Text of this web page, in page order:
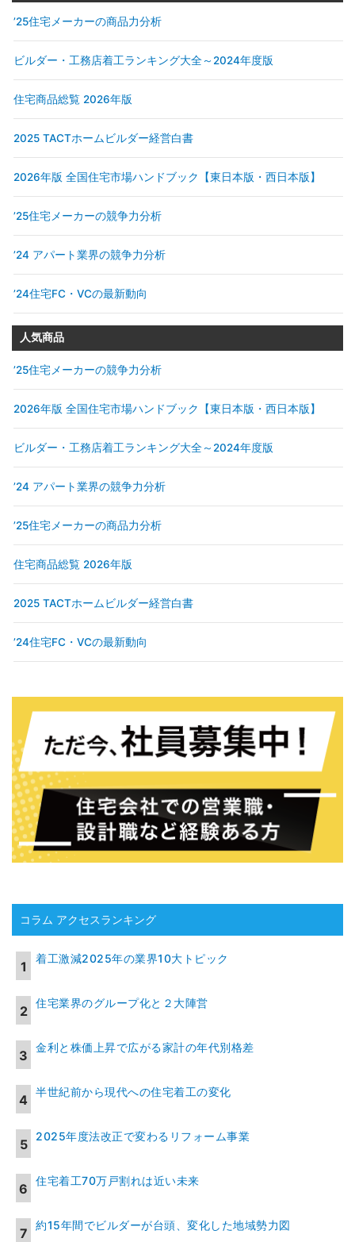
’25住宅メーカーの商品力分析
ビルダー・工務店着工ランキング大全～2024年度版
住宅商品総覧 2026年版
2025 TACTホームビルダー経営白書
2026年版 全国住宅市場ハンドブック【東日本版・西日本版】
’25住宅メーカーの競争力分析
’24 アパート業界の競争力分析
’24住宅FC・VCの最新動向
人気商品
’25住宅メーカーの競争力分析
2026年版 全国住宅市場ハンドブック【東日本版・西日本版】
ビルダー・工務店着工ランキング大全～2024年度版
’24 アパート業界の競争力分析
’25住宅メーカーの商品力分析
住宅商品総覧 2026年版
2025 TACTホームビルダー経営白書
’24住宅FC・VCの最新動向
コラム アクセスランキング
着工激減2025年の業界10大トピック
住宅業界のグループ化と２大陣営
金利と株価上昇で広がる家計の年代別格差
半世紀前から現代への住宅着工の変化
2025年度法改正で変わるリフォーム事業
住宅着工70万戸割れは近い未来
約15年間でビルダーが台頭、変化した地域勢力図